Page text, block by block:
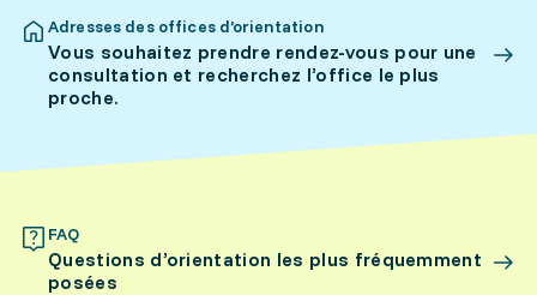
Adresses des offices d’orientation
Vous souhaitez prendre rendez-vous pour une
consultation et recherchez l’office le plus
proche.
FAQ
Questions d’orientation les plus fréquemment
posées